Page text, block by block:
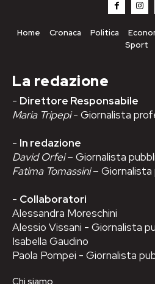
Home Cronaca Politica
Sport
La redazione
- Direttore Responsabile
Maria Tripepi- Giornalista
- In redazione
David Orfei– Giornalista
Fatima Tomassini–
- Collaboratori
Alessandra Moreschini
Alessio Vissani - Giornalista
Isabella Gaudino
Paola Pompei - Giornalista
Chi siamo